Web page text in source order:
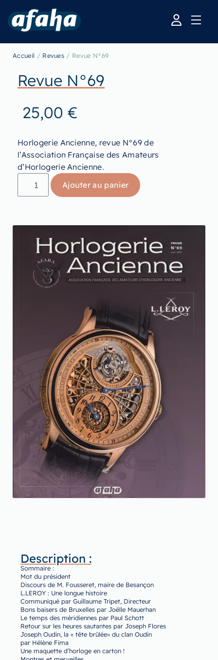
Accueil / Revues / Revue N°69
Revue N°69
25,00 €
Horlogerie Ancienne, revue N°69 de
l’Association Française des Amateurs
d’Horlogerie Ancienne.
Ajouter au panier
Description :
Sommaire :
Mot du président
Discours de M. Fousseret, maire de Besançon
L.LEROY : Une longue histoire
Communiqué par Guillaume Tripet, Directeur
Bons baisers de Bruxelles par Joëlle Mauerhan
Le temps des méridiennes par Paul Schott
Retour sur les heures sautantes par Joseph Flores
Joseph Oudin, la « tête brûlée» du clan Oudin
par Hélène Fima
Une maquette d’horloge en carton !